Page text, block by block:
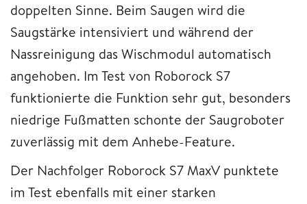
doppelten Sinne. Beim Saugen wird die
Saugstärke intensiviert und während der
Nassreinigung das Wischmodul automatisch
angehoben. Im Test von Roborock S7
funktionierte die Funktion sehr gut, besonders
niedrige Fußmatten schonte der Saugroboter
zuverlässig mit dem Anhebe-Feature.
Der Nachfolger Roborock S7 MaxV punktete
im Test ebenfalls mit einer starken